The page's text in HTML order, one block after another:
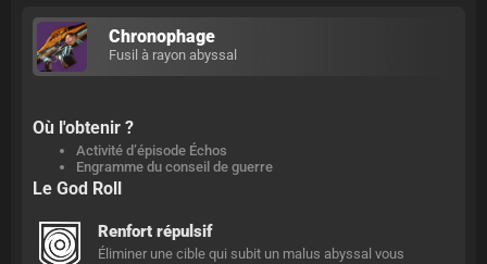
Chronophage
Fusil à rayon abyssal
Où l'obtenir ?
Activité d’épisode Échos
Engramme du conseil de guerre
Le God Roll
Renfort répulsif
Éliminer une cible qui subit un malus abyssal vous